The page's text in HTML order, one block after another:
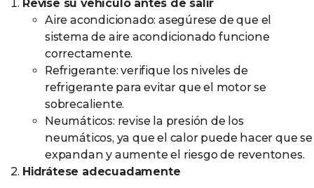
Revise su vehículo antes de salir
Aire acondicionado: asegúrese de que el
sistema de aire acondicionado funcione
correctamente.
Refrigerante: verifique los niveles de
refrigerante para evitar que el motor se
sobrecaliente.
Neumáticos: revise la presión de los
neumáticos, ya que el calor puede hacer que se
expandan y aumente el riesgo de reventones.
Hidrátese adecuadamente